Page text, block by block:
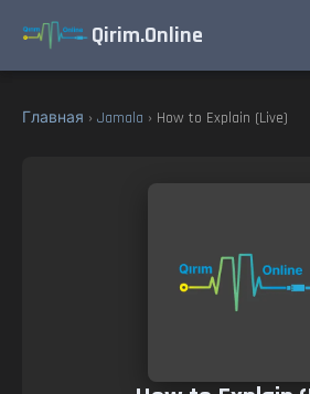
Qirim.Online
Главная › Jamala › How to Explain (Live)